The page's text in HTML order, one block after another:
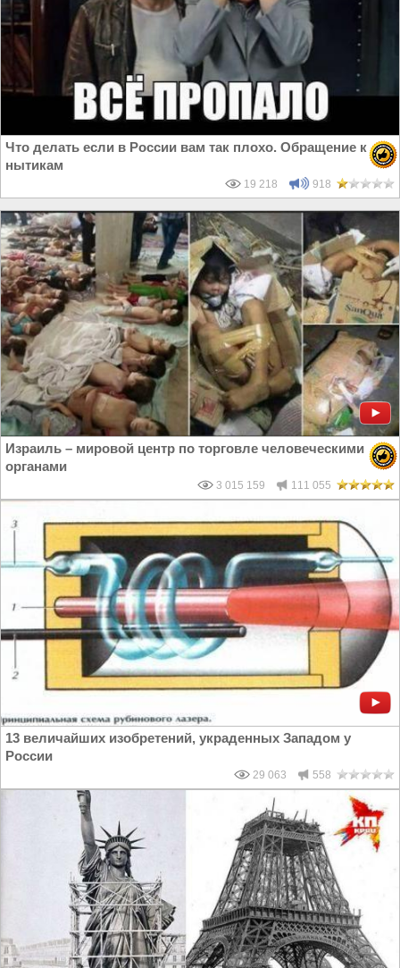
Что делать если в России вам так плохо. Обращение к
нытикам
19 218 918
Израиль – мировой центр по торговле человеческими
органами
3 015 159 111 055
13 величайших изобретений, украденных Западом у
России
29 063 558